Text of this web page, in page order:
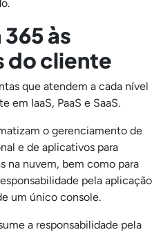
às
do cliente
que atendem a cada nível
em IaaS, PaaS e SaaS.
o gerenciamento de
e de aplicativos para
na nuvem, bem como para
pela aplicação
um único console.
a responsabilidade pela